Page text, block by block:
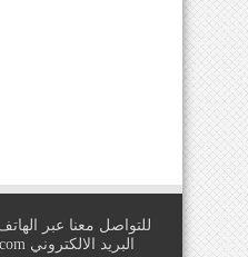
البريد الالكتروني